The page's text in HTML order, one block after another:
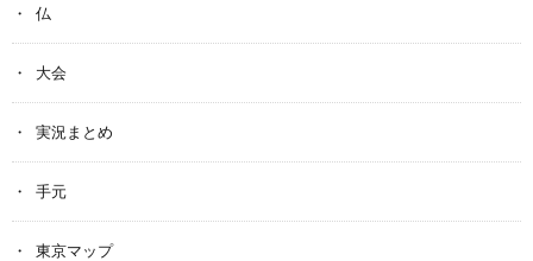
仏
大会
実況まとめ
手元
東京マップ